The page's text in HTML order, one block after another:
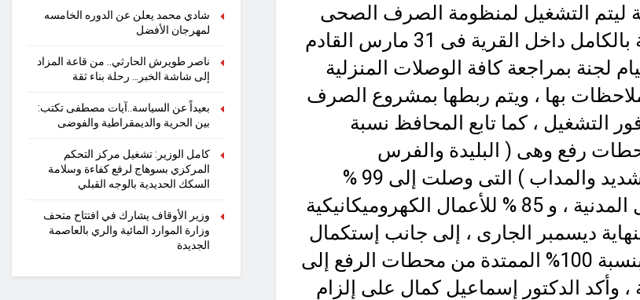
ليتم التشغيل لمنظومة الصرف الصحى
ودخولها الخدمة بالكامل داخل القرية فى 31 مارس القادم
لجنة بمراجعة كافة الوصلات المنزلية
بها ، ويتم ربطها بمشروع الصرف
التشغيل ، كما تابع المحافظ نسبة
فى 5 محطات رفع وهى ( البليدة والفرس
والجرانيس والشديد والمداب ) التى وصلت إلى 99 %
بالنسبة للأعمال المدنية ، و 85 % للأعمال الكهروميكانيكية
ديسمبر الجارى ، إلى جانب إستكمال
خطوط الطرد بنسبة 100% الممتدة من محطات الرفع إلى
وأكد الدكتور إسماعيل كمال على إلزام
شادي محمد يعلن عن الدوره الخامسه
لمهرجان الأفضل
ناصر طويرش الحارثي.. من قاعة المزاد
إلى شاشة الخبر… رحلة بناء ثقة
بعيداً عن السياسة..آيات مصطفى تكتب:
بين الحرية والديمقراطية والفوضى
كامل الوزير: تشغيل مركز التحكم
المركزي بسوهاج لرفع كفاءة وسلامة
السكك الحديدية بالوجه القبلي
وزير الأوقاف يشارك في افتتاح متحف
وزارة الموارد المائية والري بالعاصمة
الجديدة